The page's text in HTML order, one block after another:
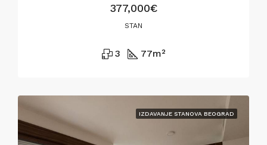
377,000€
STAN
3 77m²
IZDAVANJE STANOVA BEOGRAD